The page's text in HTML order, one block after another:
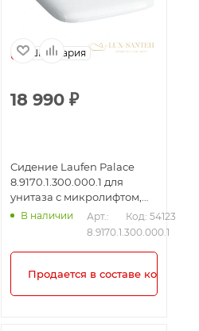
Швейцария
18 990 ₽
Сидение Laufen Palace
8.9170.1.300.000.1 для
унитаза с микролифтом,
белый
В наличии
Арт.:
8.9170.1.300.000.1
Код: 54123
Продается в составе комплекта!